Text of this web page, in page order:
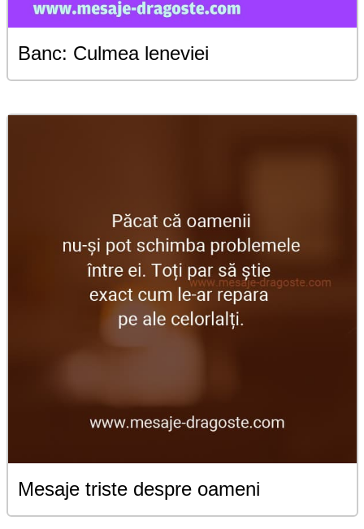
Banc: Culmea leneviei
Mesaje triste despre oameni